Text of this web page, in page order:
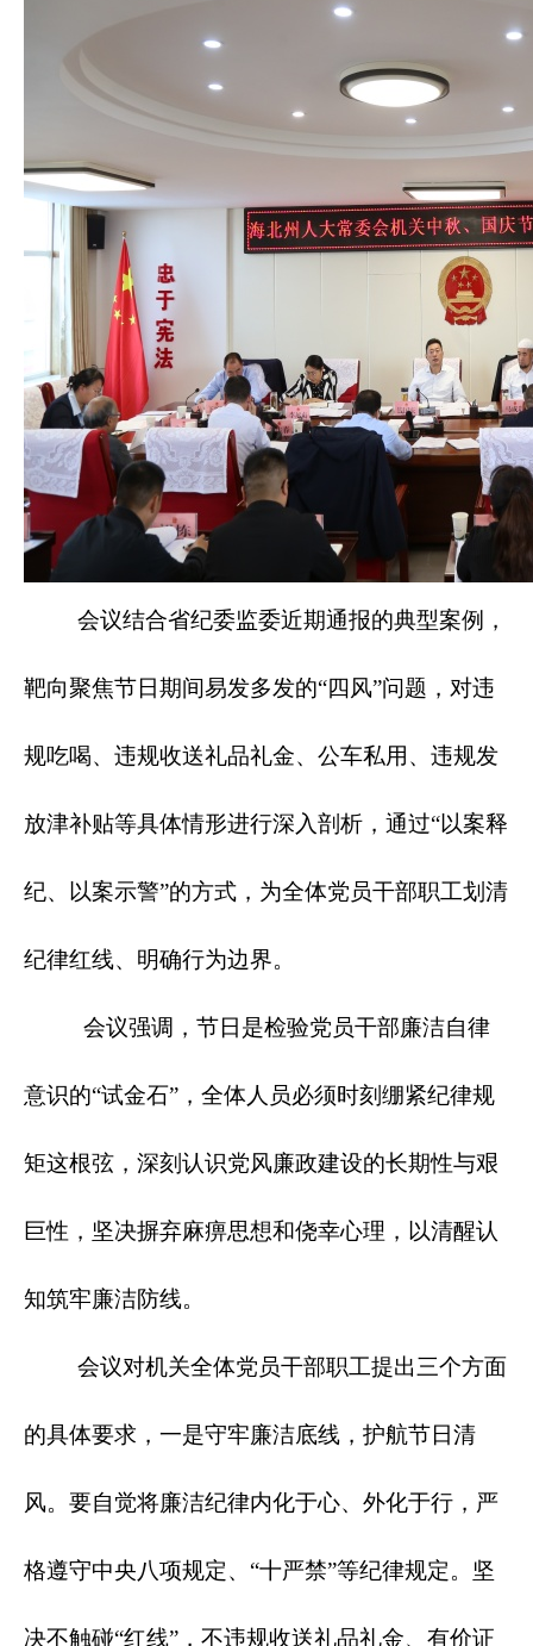
会议结合省纪委监委近期通报的典型案例，
靶向聚焦节日期间易发多发的“四风”问题，对违
规吃喝、违规收送礼品礼金、公车私用、违规发
放津补贴等具体情形进行深入剖析，通过“以案释
纪、以案示警”的方式，为全体党员干部职工划清
纪律红线、明确行为边界。
会议强调，节日是检验党员干部廉洁自律
意识的“试金石”，全体人员必须时刻绷紧纪律规
矩这根弦，深刻认识党风廉政建设的长期性与艰
巨性，坚决摒弃麻痹思想和侥幸心理，以清醒认
知筑牢廉洁防线。
会议对机关全体党员干部职工提出三个方面
的具体要求，一是守牢廉洁底线，护航节日清
风。要自觉将廉洁纪律内化于心、外化于行，严
格遵守中央八项规定、“十严禁”等纪律规定。坚
决不触碰“红线”，不违规收送礼品礼金、有价证